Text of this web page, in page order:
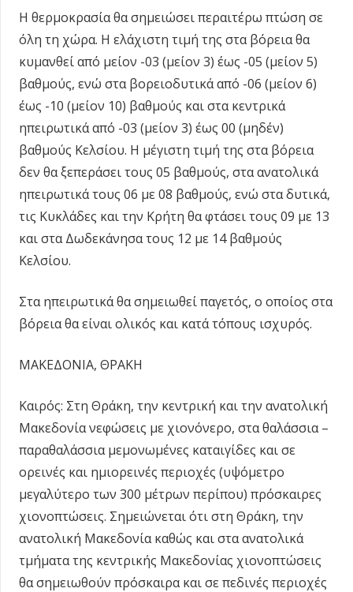
Η θερμοκρασία θα σημειώσει περαιτέρω πτώση σε
όλη τη χώρα. Η ελάχιστη τιμή της στα βόρεια θα
κυμανθεί από μείον -03 (μείον 3) έως -05 (μείον 5)
βαθμούς, ενώ στα βορειοδυτικά από -06 (μείον 6)
έως -10 (μείον 10) βαθμούς και στα κεντρικά
ηπειρωτικά από -03 (μείον 3) έως 00 (μηδέν)
βαθμούς Κελσίου. Η μέγιστη τιμή της στα βόρεια
δεν θα ξεπεράσει τους 05 βαθμούς, στα ανατολικά
ηπειρωτικά τους 06 με 08 βαθμούς, ενώ στα δυτικά,
τις Κυκλάδες και την Κρήτη θα φτάσει τους 09 με 13
και στα Δωδεκάνησα τους 12 με 14 βαθμούς
Κελσίου.
Στα ηπειρωτικά θα σημειωθεί παγετός, ο οποίος στα
βόρεια θα είναι ολικός και κατά τόπους ισχυρός.
ΜΑΚΕΔΟΝΙΑ, ΘΡΑΚΗ
Καιρός: Στη Θράκη, την κεντρική και την ανατολική
Μακεδονία νεφώσεις με χιονόνερο, στα θαλάσσια –
παραθαλάσσια μεμονωμένες καταιγίδες και σε
ορεινές και ημιορεινές περιοχές (υψόμετρο
μεγαλύτερο των 300 μέτρων περίπου) πρόσκαιρες
χιονοπτώσεις. Σημειώνεται ότι στη Θράκη, την
ανατολική Μακεδονία καθώς και στα ανατολικά
τμήματα της κεντρικής Μακεδονίας χιονοπτώσεις
θα σημειωθούν πρόσκαιρα και σε πεδινές περιοχές